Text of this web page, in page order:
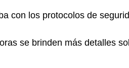
con los protocolos de
se brinden más detalles